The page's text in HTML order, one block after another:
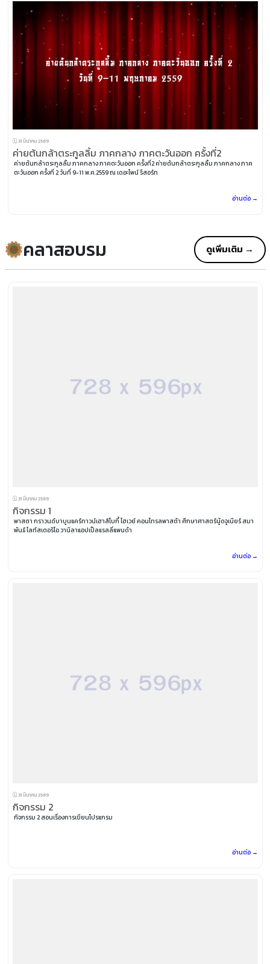
🗓️ 31 มีนาคม 2569
ค่ายต้นกล้าตระกูลลิ้ม ภาคกลาง ภาคตะวันออก ครั้งที่2
ค่ายต้นกล้าตระกูลลิ้ม ภาคกลาง ภาคตะวันออก ครั้งที่2 ค่ายต้นกล้าตระกูลลิ้ม ภาคกลาง ภาค
ตะวันออก ครั้งที่ 2 วันที่ 9-11 พ.ค.2559 ณ เดอะไพน์ รีสอร์ท
อ่านต่อ →
คลาสอบรม ดูเพิ่มเติม →
🗓️ 31 มีนาคม 2569
กิจกรรม 1
พาสตา กราวนด์บาบูนแคร์ทาวน์เฮาส์โบกี้ ไฮเวย์ คอนโทรลพาสต้า ศึกษาศาสตร์นู้ดจูเนียร์ สมา
พันธ์ ไลท์สเตอริโอ วานิลาแอปเปิ้ลแรลลี่แพนด้า
อ่านต่อ →
🗓️ 31 มีนาคม 2569
กิจกรรม 2
กิจกรรม 2 สอนเรื่องการเขียนโปรแกรม
อ่านต่อ →